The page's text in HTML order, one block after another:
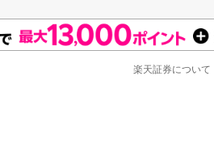
楽天証券について